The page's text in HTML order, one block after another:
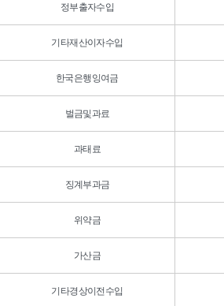
정부출자수입
기타재산이자수입
한국은행잉여금
벌금및과료
과태료
징계부과금
위약금
가산금
기타경상이전수입